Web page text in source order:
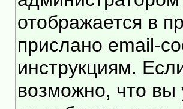
отображается в
прислано email-
инструкциям.
возможно, что вы